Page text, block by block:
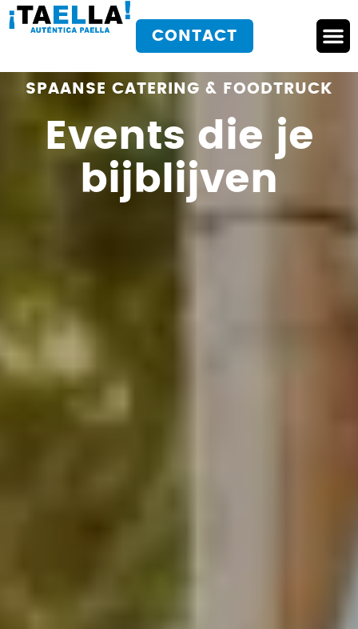
de
inhoud
CONTACT
SPAANSE CATERING & FOODTRUCK
Events die je
bijblijven